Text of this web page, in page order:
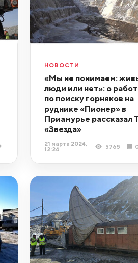
НОВОСТИ
«Мы не понимаем:
люди или нет»: о
по поиску горняков на
руднике «Пионер» в
Приамурье рассказал
«Звезда»
21 марта 2024,
12:26
5765